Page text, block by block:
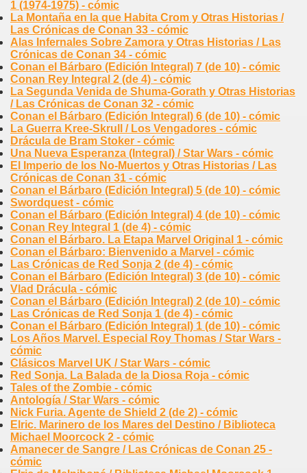
1 (1974-1975) - cómic
La Montaña en la que Habita Crom y Otras Historias /
Las Crónicas de Conan 33 - cómic
Alas Infernales Sobre Zamora y Otras Historias / Las
Crónicas de Conan 34 - cómic
Conan el Bárbaro (Edición Integral) 7 (de 10) - cómic
Conan Rey Integral 2 (de 4) - cómic
La Segunda Venida de Shuma-Gorath y Otras Historias
/ Las Crónicas de Conan 32 - cómic
Conan el Bárbaro (Edición Integral) 6 (de 10) - cómic
La Guerra Kree-Skrull / Los Vengadores - cómic
Drácula de Bram Stoker - cómic
Una Nueva Esperanza (Integral) / Star Wars - cómic
El Imperio de los No-Muertos y Otras Historias / Las
Crónicas de Conan 31 - cómic
Conan el Bárbaro (Edición Integral) 5 (de 10) - cómic
Swordquest - cómic
Conan el Bárbaro (Edición Integral) 4 (de 10) - cómic
Conan Rey Integral 1 (de 4) - cómic
Conan el Bárbaro. La Etapa Marvel Original 1 - cómic
Conan el Bárbaro: Bienvenido a Marvel - cómic
Las Crónicas de Red Sonja 2 (de 4) - cómic
Conan el Bárbaro (Edición Integral) 3 (de 10) - cómic
Vlad Drácula - cómic
Conan el Bárbaro (Edición Integral) 2 (de 10) - cómic
Las Crónicas de Red Sonja 1 (de 4) - cómic
Conan el Bárbaro (Edición Integral) 1 (de 10) - cómic
Los Años Marvel. Especial Roy Thomas / Star Wars -
cómic
Clásicos Marvel UK / Star Wars - cómic
Red Sonja. La Balada de la Diosa Roja - cómic
Tales of the Zombie - cómic
Antología / Star Wars - cómic
Nick Furia. Agente de Shield 2 (de 2) - cómic
Elric. Marinero de los Mares del Destino / Biblioteca
Michael Moorcock 2 - cómic
Amanecer de Sangre / Las Crónicas de Conan 25 -
cómic